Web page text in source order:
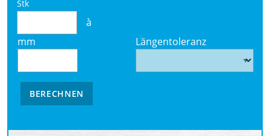
Stk
à
mm
Längentoleranz
BERECHNEN